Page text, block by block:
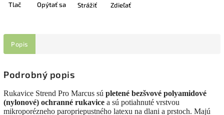
Tlač Opýtať sa Strážiť Zdieľať
Popis
Podrobný popis
Rukavice Strend Pro Marcus sú pletené bezšvové polyamidové
(nylonové) ochranné rukavice a sú potiahnuté vrstvou
mikroporézneho paropriepustného latexu na dlani a prstoch. Majú